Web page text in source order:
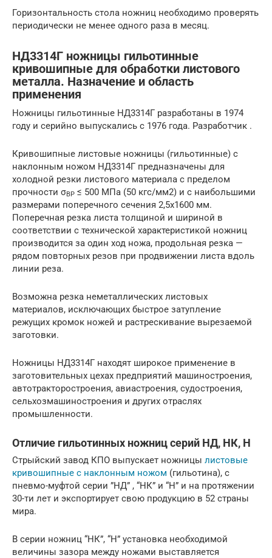
Горизонтальность стола ножниц необходимо проверять
периодически не менее одного раза в месяц.
НД3314Г ножницы гильотинные
кривошипные для обработки листового
металла. Назначение и область
применения
Ножницы гильотинные НД3314Г разработаны в 1974
году и серийно выпускались с 1976 года. Разработчик .
Кривошипные листовые ножницы (гильотинные) с
наклонным ножом НД3314Г предназначены для
холодной резки листового материала с пределом
прочности σBP ≤ 500 МПа (50 кгс/мм2) и с наибольшими
размерами поперечного сечения 2,5х1600 мм.
Поперечная резка листа толщиной и шириной в
соответствии с технической характеристикой ножниц
производится за один ход ножа, продольная резка —
рядом повторных резов при продвижении листа вдоль
линии реза.
Возможна резка неметаллических листовых
материалов, исключающих быстрое затупление
режущих кромок ножей и растрескивание вырезаемой
заготовки.
Ножницы НД3314Г находят широкое применение в
заготовительных цехах предприятий машиностроения,
автотракторостроения, авиастроения, судостроения,
сельхозмашиностроения и других отраслях
промышленности.
Отличие гильотинных ножниц серий НД, НК, Н
Стрыйский завод КПО выпускает ножницы листовые
кривошипные с наклонным ножом (гильотина), с
пневмо-муфтой серии ”НД” , “НК” и “Н” и на протяжении
30-ти лет и экспортирует свою продукцию в 52 страны
мира.
В серии ножниц “НК”, “Н” установка необходимой
величины зазора между ножами выставляется